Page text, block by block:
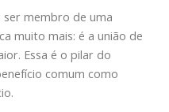
membro de uma
muito mais: é a união de
Essa é o pilar do
comum como